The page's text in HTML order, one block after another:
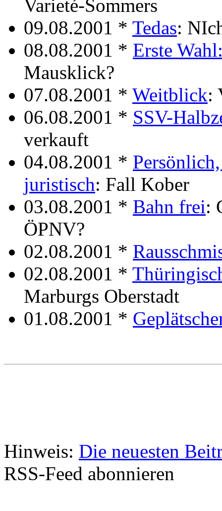
Varieté-Sommers
09.08.2001 * Tedas:
08.08.2001 * Erste
Mausklick?
07.08.2001 * Weitblick:
06.08.2001 * SSV-
verkauft
04.08.2001 *
juristisch: Fall Kober
03.08.2001 * Bahn frei:
ÖPNV?
02.08.2001 *
02.08.2001 *
Marburgs Oberstadt
01.08.2001 *
Hinweis: Die neuesten
RSS-Feed abonnieren